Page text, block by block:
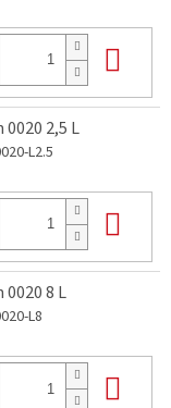
2,5 L
L2.5
8 L
L8